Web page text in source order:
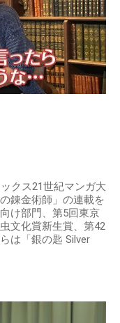
クス21世紀マンガ大
錬金術師」の連載を
け部門、第5回東京
文化賞新生賞、第42
は「銀の匙 Silver